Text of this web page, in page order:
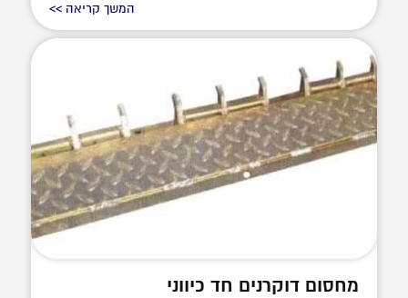
המשך קריאה >>
מחסום דוקרנים חד כיווני